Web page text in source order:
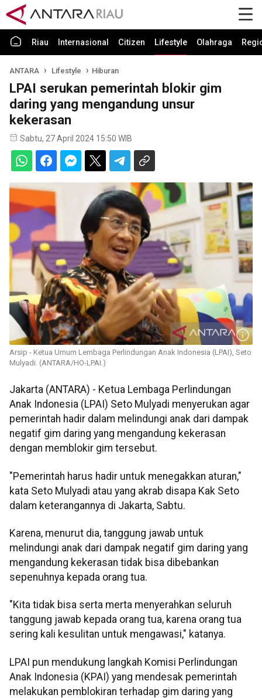
Riau Internasional Citizen Lifestyle Olahraga
ANTARA Lifestyle Hiburan
LPAI serukan pemerintah blokir gim
daring yang mengandung unsur
kekerasan
Sabtu, 27 April 2024 15:50 WIB
Arsip - Ketua Umum Lembaga Perlindungan Anak Indonesia (LPAI), Seto
Mulyadi. (ANTARA/HO-LPAI.)
Jakarta (ANTARA) - Ketua Lembaga Perlindungan
Anak Indonesia (LPAI) Seto Mulyadi menyerukan agar
pemerintah hadir dalam melindungi anak dari dampak
negatif gim daring yang mengandung kekerasan
dengan memblokir gim tersebut.
"Pemerintah harus hadir untuk menegakkan aturan,"
kata Seto Mulyadi atau yang akrab disapa Kak Seto
dalam keterangannya di Jakarta, Sabtu.
Karena, menurut dia, tanggung jawab untuk
melindungi anak dari dampak negatif gim daring yang
mengandung kekerasan tidak bisa dibebankan
sepenuhnya kepada orang tua.
"Kita tidak bisa serta merta menyerahkan seluruh
tanggung jawab kepada orang tua, karena orang tua
sering kali kesulitan untuk mengawasi," katanya.
LPAI pun mendukung langkah Komisi Perlindungan
Anak Indonesia (KPAI) yang mendesak pemerintah
melakukan pemblokiran terhadap gim daring yang